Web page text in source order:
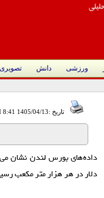
ورزشی دانش تصویری
تاریخ :1405/04/13 8:41 AM
دلار در هر هزار متر مکعب